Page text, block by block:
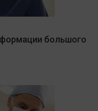
большого